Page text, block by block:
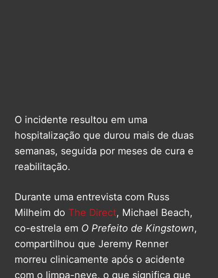
O incidente resultou em uma
hospitalização que durou mais de duas
semanas, seguida por meses de cura e
reabilitação.
Durante uma entrevista com Russ
Milheim do The Direct, Michael Beach,
co-estrela em O Prefeito de Kingstown,
compartilhou que Jeremy Renner
morreu clinicamente após o acidente
com o limpa-neve, o que significa que